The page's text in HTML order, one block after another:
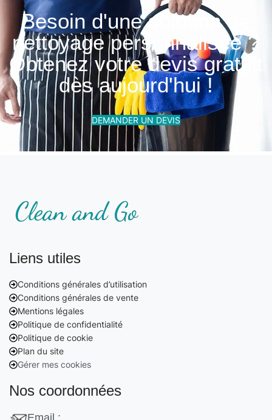
Besoin d'une solution de
nettoyage personnalisée ?
Obtenez votre devis gratuit
dès aujourd'hui !
DEMANDER UN DEVIS
Liens utiles
Conditions générales d’utilisation
Conditions générales de vente
Mentions légales
Politique de confidentialité
Politique de cookie
Plan du site
Gérer mes cookies
Nos coordonnées